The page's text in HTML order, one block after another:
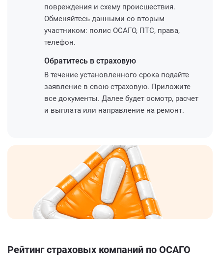
повреждения и схему происшествия.
Обменяйтесь данными со вторым
участником: полис ОСАГО, ПТС, права,
телефон.
Обратитесь в страховую
В течение установленного срока подайте
заявление в свою страховую. Приложите
все документы. Далее будет осмотр, расчет
и выплата или направление на ремонт.
Рейтинг страховых компаний по ОСАГО